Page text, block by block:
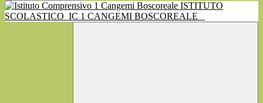
ISTITUTO
SCOLASTICO IC 1 CANGEMI BOSCOREALE